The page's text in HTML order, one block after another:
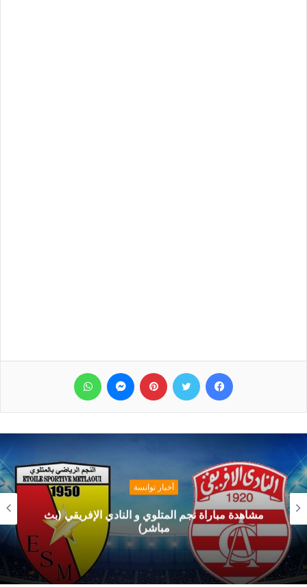
فيسبوك تويتر بينتيريست ماسنجر
أخبار توانسة
مشاهدة مباراة نجم المتلوي و النادي الإفريقي (بث
مباشر)